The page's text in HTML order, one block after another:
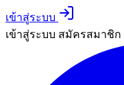
เข้าสู่ระบบ
เข้าสู่ระบบ สมัครสมาชิก